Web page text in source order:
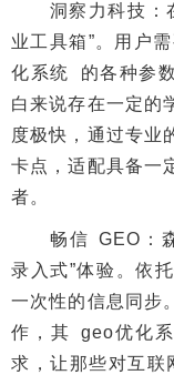
洞察力科技：在
业工具箱”。用户
化系统 的各种参
白来说存在一定的
度极快，通过专业
卡点，适配具备一
者。
畅信 GEO：森
录入式”体验。依
一次性的信息同步
作，其 geo优化
求，让那些对互联